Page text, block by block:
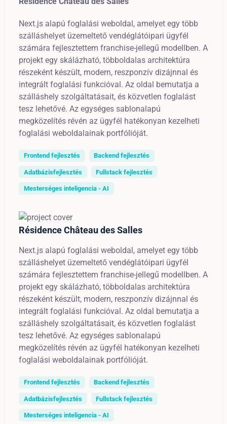
Next.js alapú foglalási weboldal, amelyet egy több
szálláshelyet üzemeltető vendéglátóipari ügyfél
számára fejlesztettem franchise-jellegű modellben. A
projekt egy skálázható, többoldalas architektúra
részeként készült, modern, reszponzív dizájnnal és
integrált foglalási funkcióval. Az oldal bemutatja a
szálláshely szolgáltatásait, és közvetlen foglalást
tesz lehetővé. Az egységes sablonalapú
megközelítés révén az ügyfél hatékonyan kezelheti
foglalási weboldalainak portfólióját.
Frontend fejlesztés Backend fejlesztés
Adatbázisfejlesztés Fullstack fejlesztés
Mesterséges inteligencia - AI
Résidence Château des Salles
Next.js alapú foglalási weboldal, amelyet egy több
szálláshelyet üzemeltető vendéglátóipari ügyfél
számára fejlesztettem franchise-jellegű modellben. A
projekt egy skálázható, többoldalas architektúra
részeként készült, modern, reszponzív dizájnnal és
integrált foglalási funkcióval. Az oldal bemutatja a
szálláshely szolgáltatásait, és közvetlen foglalást
tesz lehetővé. Az egységes sablonalapú
megközelítés révén az ügyfél hatékonyan kezelheti
foglalási weboldalainak portfólióját.
Frontend fejlesztés Backend fejlesztés
Adatbázisfejlesztés Fullstack fejlesztés
Mesterséges inteligencia - AI